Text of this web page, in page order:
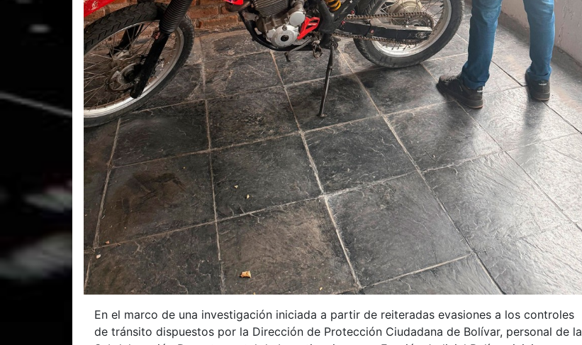
En el marco de una investigación iniciada a partir de reiteradas evasiones a los controles
de tránsito dispuestos por la Dirección de Protección Ciudadana de Bolívar, personal de la